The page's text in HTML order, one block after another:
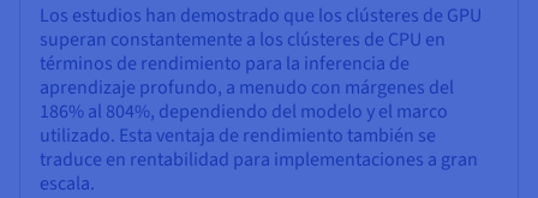
Los estudios han demostrado que los clústeres de GPU
superan constantemente a los clústeres de CPU en
términos de rendimiento para la inferencia de
aprendizaje profundo, a menudo con márgenes del
186% al 804%, dependiendo del modelo y el marco
utilizado. Esta ventaja de rendimiento también se
traduce en rentabilidad para implementaciones a gran
escala.